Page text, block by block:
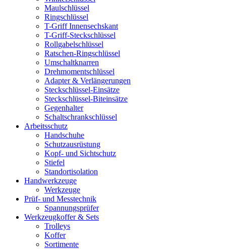
Maulschlüssel
Ringschlüssel
T-Griff Innensechskant
T-Griff-Steckschlüssel
Rollgabelschlüssel
Ratschen-Ringschlüssel
Umschaltknarren
Drehmomentschlüssel
Adapter & Verlängerungen
Steckschlüssel-Einsätze
Steckschlüssel-Biteinsätze
Gegenhalter
Schaltschrankschlüssel
Arbeitsschutz
Handschuhe
Schutzausrüstung
Kopf- und Sichtschutz
Stiefel
Standortisolation
Handwerkzeuge
Werkzeuge
Prüf- und Messtechnik
Spannungsprüfer
Werkzeugkoffer & Sets
Trolleys
Koffer
Sortimente